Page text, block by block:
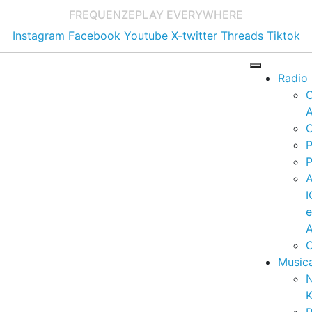
FREQUENZEPLAY EVERYWHERE
Instagram Facebook Youtube X-twitter Threads Tiktok
Radio
e